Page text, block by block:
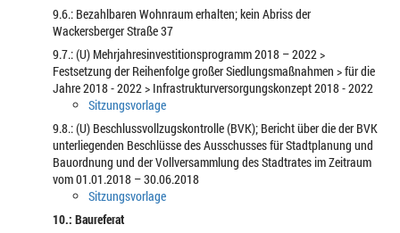
9.6.: Bezahlbaren Wohnraum erhalten; kein Abriss der
Wackersberger Straße 37
9.7.: (U) Mehrjahresinvestitionsprogramm 2018 – 2022 >
Festsetzung der Reihenfolge großer Siedlungsmaßnahmen > für die
Jahre 2018 - 2022 > Infrastrukturversorgungskonzept 2018 - 2022
Sitzungsvorlage
9.8.: (U) Beschlussvollzugskontrolle (BVK); Bericht über die der BVK
unterliegenden Beschlüsse des Ausschusses für Stadtplanung und
Bauordnung und der Vollversammlung des Stadtrates im Zeitraum
vom 01.01.2018 – 30.06.2018
Sitzungsvorlage
10.: Baureferat